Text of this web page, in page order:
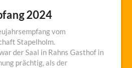
2024
vom
Stapelholm.
der Saal in Rahns Gasthof in
prächtig, als der